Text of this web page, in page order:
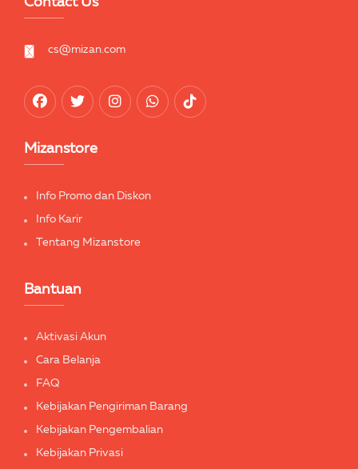
cs@mizan.com
Mizanstore
Info Promo dan Diskon
Info Karir
Tentang Mizanstore
Bantuan
Aktivasi Akun
Cara Belanja
FAQ
Kebijakan Pengiriman Barang
Kebijakan Pengembalian
Kebijakan Privasi